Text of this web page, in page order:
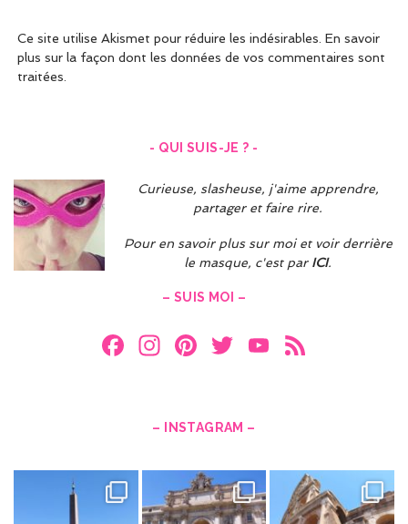
Ce site utilise Akismet pour réduire les indésirables. En savoir
plus sur la façon dont les données de vos commentaires sont
traitées
- QUI SUIS-JE ? -
Curieuse, slasheuse, j'aime apprendre,
partager et faire rire.
Pour en savoir plus sur moi et voir derrière
le masque, c'est par ICI.
– SUIS MOI –
F
o
In
gr
a
m
Pi
es
t
T
er
Y
u
b
– INSTAGRAM –